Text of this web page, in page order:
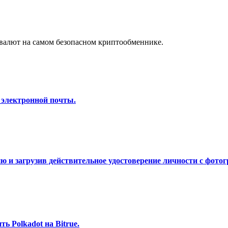
трейдинг
т. д.
на самом безопасном криптообменнике.
почты.
загрузив действительное удостоверение личности с
Polkadot на Bitrue.